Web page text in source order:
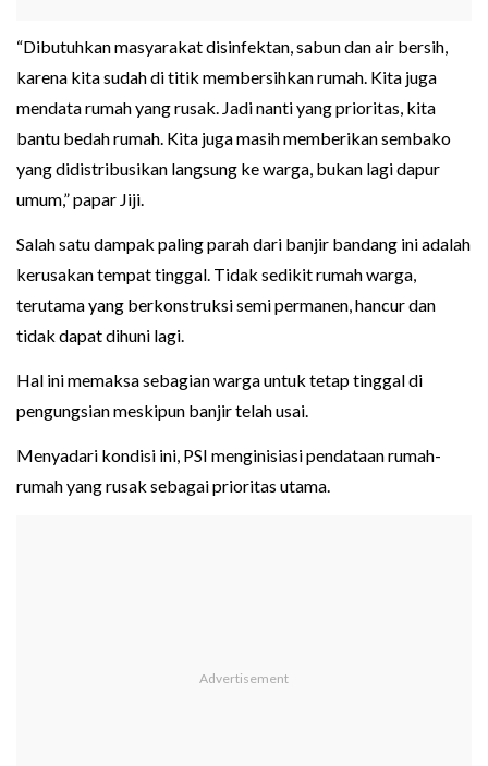
“Dibutuhkan masyarakat disinfektan, sabun dan air bersih,
karena kita sudah di titik membersihkan rumah. Kita juga
mendata rumah yang rusak. Jadi nanti yang prioritas, kita
bantu bedah rumah. Kita juga masih memberikan sembako
yang didistribusikan langsung ke warga, bukan lagi dapur
umum,” papar Jiji.
Salah satu dampak paling parah dari banjir bandang ini adalah
kerusakan tempat tinggal. Tidak sedikit rumah warga,
terutama yang berkonstruksi semi permanen, hancur dan
tidak dapat dihuni lagi.
Hal ini memaksa sebagian warga untuk tetap tinggal di
pengungsian meskipun banjir telah usai.
Menyadari kondisi ini, PSI menginisiasi pendataan rumah-
rumah yang rusak sebagai prioritas utama.